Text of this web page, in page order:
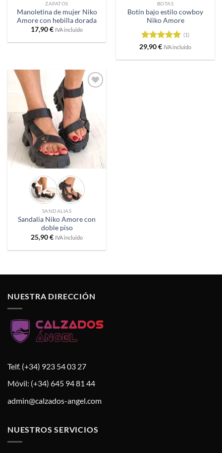
ZAPATOS
Manoletina de mujer Niko
Amore con hebilla dorada
17,90€ IVA incluido
BOTAS
Botín bajo estilo cowboy
Niko Amore
Valorado
(1)
29,90€ IVA incluido
Añadir
deseos
SANDALIAS
Sandalia Niko Amore con
doble piso
25,90€ IVA incluido
NUESTRA DIRECCIÓN
Telf. (+34) 923 54 03 27
Móvil: (+34) 645 94 81 44
admin@calzados-angel.com
NUESTROS SERVICIOS